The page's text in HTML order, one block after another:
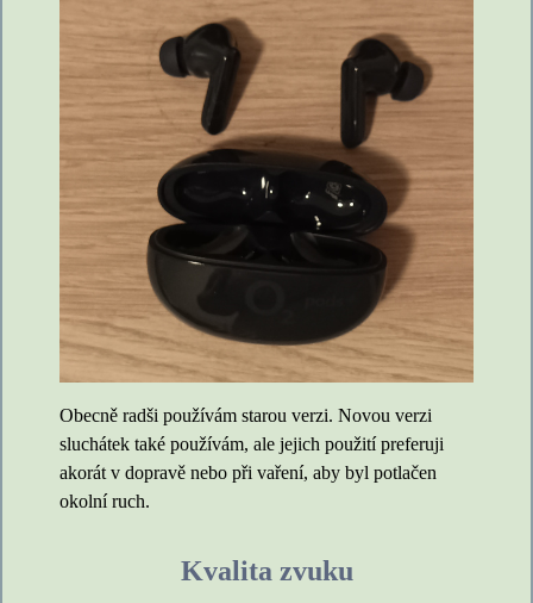
Obecně radši používám starou verzi. Novou verzi
sluchátek také používám, ale jejich použití preferuji
akorát v dopravě nebo při vaření, aby byl potlačen
okolní ruch.
Kvalita zvuku